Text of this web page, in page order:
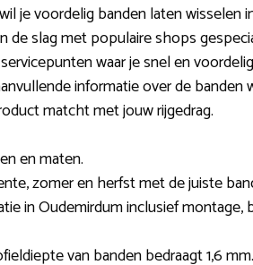
je voordelig banden laten wisselen
de slag met populaire shops
waar je snel en
informatie over de banden
matcht met jouw rijgedrag.
en maten.
zomer en herfst met de juiste
in Oudemirdum inclusief montage,
van banden bedraagt 1,6